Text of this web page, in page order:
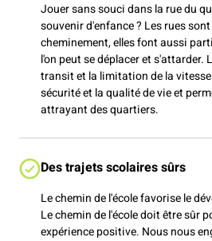
Jouer sans souci dans la rue du
souvenir d'enfance ? Les rues
cheminement, elles font aussi
l'on peut se déplacer et
transit et la limitation de la
sécurité et la qualité de vie et
attrayant des quartiers.
Des trajets scolaires sûrs
Le chemin de l'école favorise le
Le chemin de l'école doit être sûr
expérience positive. Nous nous